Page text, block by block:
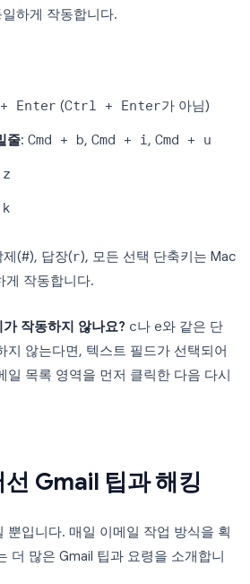
하게 작동합니다.
+ Enter (Ctrl + Enter가 아님)
줄: Cmd + b, Cmd + i, Cmd + u
제(#), 답장(r), 모든 선택 단축키는 Mac
게 작동합니다.
작동하지 않나요? c나 e와 같은 단
지 않는다면, 텍스트 필드가 선택되어
일 목록 영역을 먼저 클릭한 다음 다시
Gmail 팁과 해킹
뿐입니다. 매일 이메일 작업 방식을 획
더 많은 Gmail 팁과 요령을 소개합니